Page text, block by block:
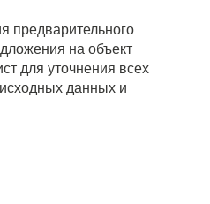
предварительного
на объект
для уточнения всех
данных и